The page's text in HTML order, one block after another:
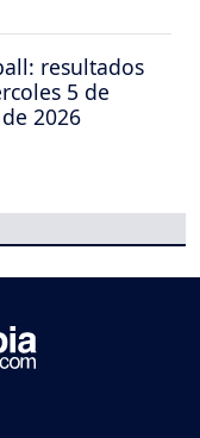
resultados
5 de
2026